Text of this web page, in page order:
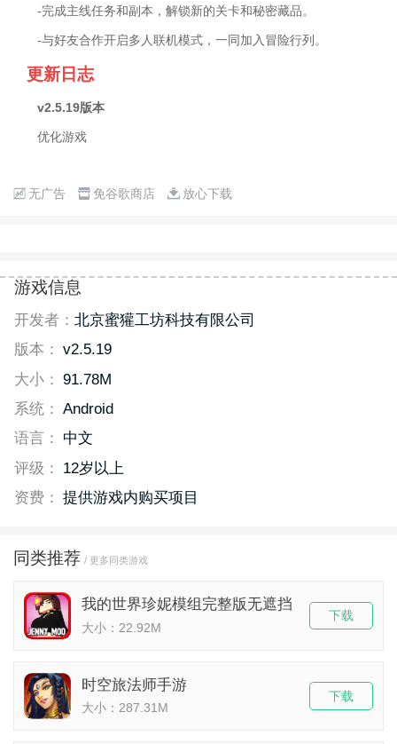
-完成主线任务和副本，解锁新的关卡和秘密藏品。
-与好友合作开启多人联机模式，一同加入冒险行列。
更新日志
v2.5.19版本
优化游戏
无广告 免谷歌商店 放心下载
游戏信息
开发者： 北京蜜獾工坊科技有限公司
版本： v2.5.19
大小： 91.78M
系统： Android
语言：
中文
评级：
12岁以上
资费： 提供游戏内购买项目
同类推荐 / 更多同类游戏
我的世界珍妮模组完整版无遮挡
大小：22.92M
下载
时空旅法师手游
大小：287.31M
下载